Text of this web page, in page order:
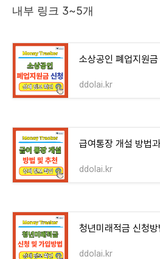
내부 링크 3~5개
ddolai.kr
ddolai.kr
ddolai.kr